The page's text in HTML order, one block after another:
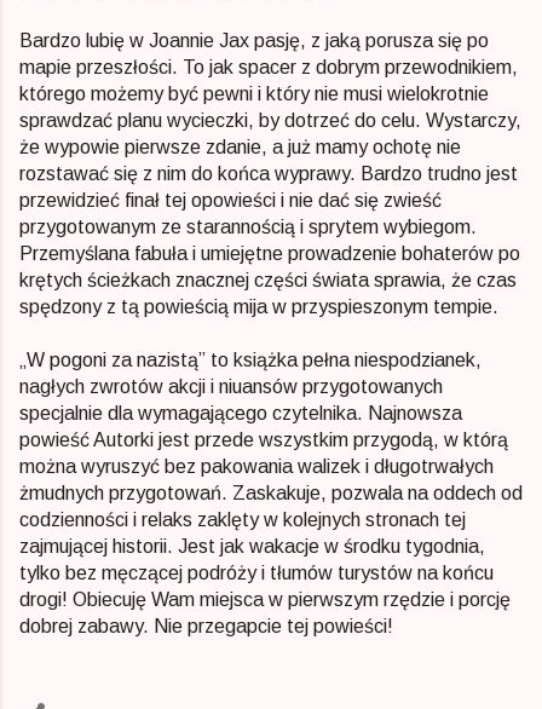
Bardzo lubię w Joannie Jax pasję, z jaką porusza się po
mapie przeszłości. To jak spacer z dobrym przewodnikiem,
którego możemy być pewni i który nie musi wielokrotnie
sprawdzać planu wycieczki, by dotrzeć do celu. Wystarczy,
że wypowie pierwsze zdanie, a już mamy ochotę nie
rozstawać się z nim do końca wyprawy. Bardzo trudno jest
przewidzieć finał tej opowieści i nie dać się zwieść
przygotowanym ze starannością i sprytem wybiegom.
Przemyślana fabuła i umiejętne prowadzenie bohaterów po
krętych ścieżkach znacznej części świata sprawia, że czas
spędzony z tą powieścią mija w przyspieszonym tempie.
„W pogoni za nazistą” to książka pełna niespodzianek,
nagłych zwrotów akcji i niuansów przygotowanych
specjalnie dla wymagającego czytelnika. Najnowsza
powieść Autorki jest przede wszystkim przygodą, w którą
można wyruszyć bez pakowania walizek i długotrwałych
żmudnych przygotowań. Zaskakuje, pozwala na oddech od
codzienności i relaks zaklęty w kolejnych stronach tej
zajmującej historii. Jest jak wakacje w środku tygodnia,
tylko bez męczącej podróży i tłumów turystów na końcu
drogi! Obiecuję Wam miejsca w pierwszym rzędzie i porcję
dobrej zabawy. Nie przegapcie tej powieści!